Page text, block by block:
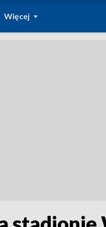
Więcej